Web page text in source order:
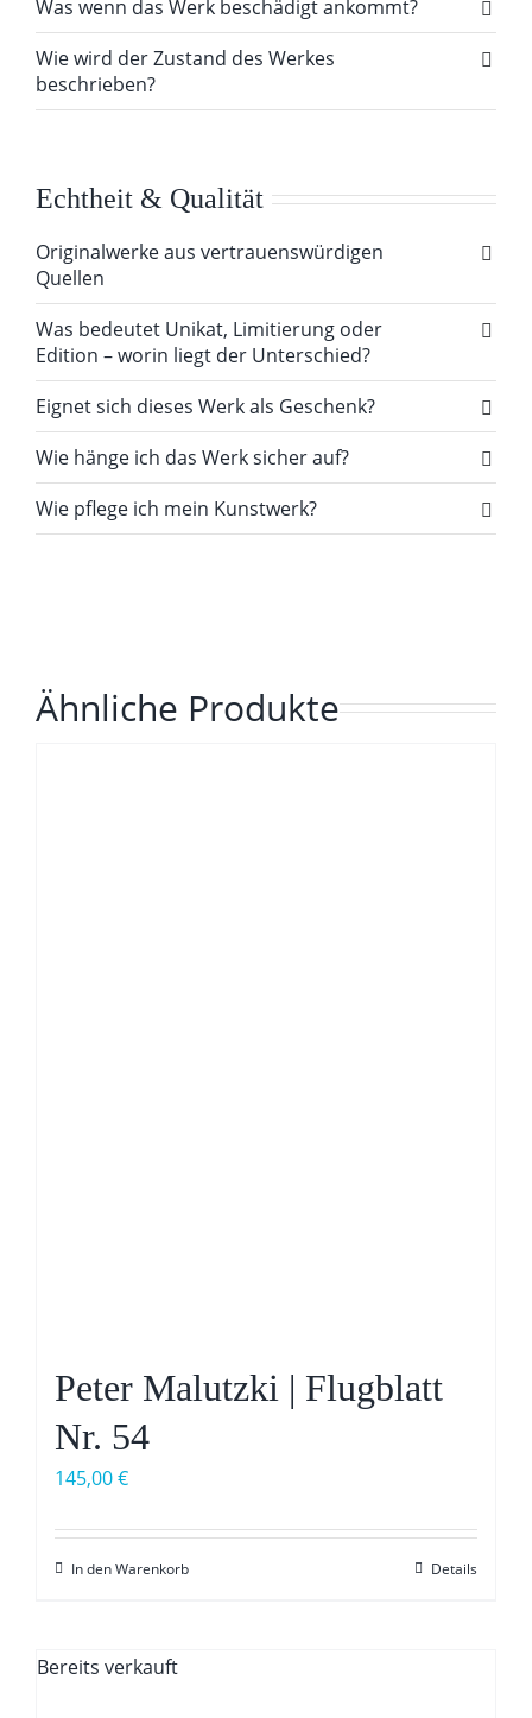
Was wenn das Werk beschädigt ankommt?
Wie wird der Zustand des Werkes
beschrieben?
Echtheit & Qualität
Originalwerke aus vertrauenswürdigen
Quellen
Was bedeutet Unikat, Limitierung oder
Edition – worin liegt der Unterschied?
Eignet sich dieses Werk als Geschenk?
Wie hänge ich das Werk sicher auf?
Wie pflege ich mein Kunstwerk?
Ähnliche Produkte
Peter Malutzki | Flugblatt
Nr. 54
145,00€
In den Warenkorb Details
Bereits verkauft